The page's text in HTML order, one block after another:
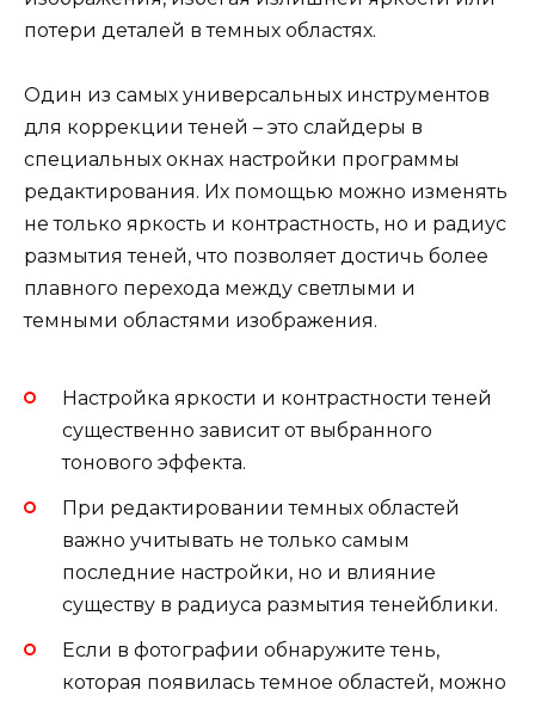
потери деталей в темных областях.
Один из самых универсальных инструментов
для коррекции теней – это слайдеры в
специальных окнах настройки программы
редактирования. Их помощью можно изменять
не только яркость и контрастность, но и радиус
размытия теней, что позволяет достичь более
плавного перехода между светлыми и
темными областями изображения.
Настройка яркости и контрастности теней
существенно зависит от выбранного
тонового эффекта.
При редактировании темных областей
важно учитывать не только самым
последние настройки, но и влияние
существу в радиуса размытия тенейблики.
Если в фотографии обнаружите тень,
которая появилась темное областей, можно